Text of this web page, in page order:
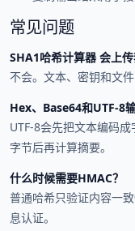
常见问题
SHA1哈希计算器 会上传
不会。文本、密钥和文
Hex、Base64和UTF-8
UTF-8会先把文本编码
字节后再计算摘要。
什么时候需要HMAC？
普通哈希只验证内容一
息认证。